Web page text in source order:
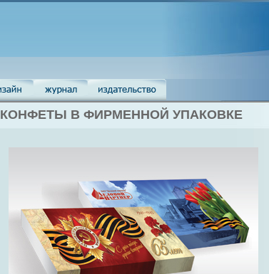
КОНФЕТЫ В ФИРМЕННОЙ УПАКОВКЕ